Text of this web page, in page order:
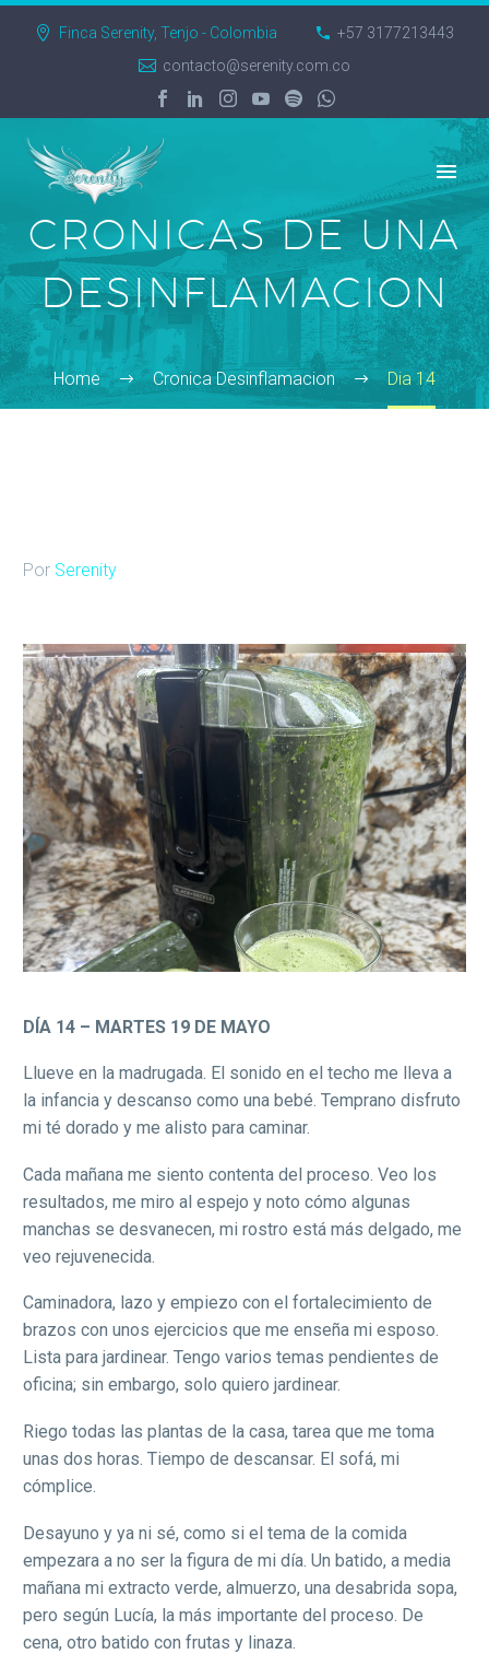
Finca Serenity, Tenjo - Colombia
+57 3177213443
contacto@serenity.com.co
CRONICAS DE UNA
DESINFLAMACION
Home Cronica Desinflamacion Dia 14
Por Serenity
DÍA 14 – MARTES 19 DE MAYO
Llueve en la madrugada. El sonido en el techo me lleva a
la infancia y descanso como una bebé. Temprano disfruto
mi té dorado y me alisto para caminar.
Cada mañana me siento contenta del proceso. Veo los
resultados, me miro al espejo y noto cómo algunas
manchas se desvanecen, mi rostro está más delgado, me
veo rejuvenecida.
Caminadora, lazo y empiezo con el fortalecimiento de
brazos con unos ejercicios que me enseña mi esposo.
Lista para jardinear. Tengo varios temas pendientes de
oficina; sin embargo, solo quiero jardinear.
Riego todas las plantas de la casa, tarea que me toma
unas dos horas. Tiempo de descansar. El sofá, mi
cómplice.
Desayuno y ya ni sé, como si el tema de la comida
empezara a no ser la figura de mi día. Un batido, a media
mañana mi extracto verde, almuerzo, una desabrida sopa,
pero según Lucía, la más importante del proceso. De
cena, otro batido con frutas y linaza.